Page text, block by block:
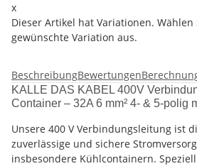
x
Dieser Artikel hat Variationen. Wählen
gewünschte Variation aus.
BeschreibungBewertungen
KALLE DAS KABEL 400V
Container – 32A 6 mm² 4- & 5-polig
Unsere 400 V Verbindungsleitung ist
zuverlässige und sichere
insbesondere Kühlcontainern.